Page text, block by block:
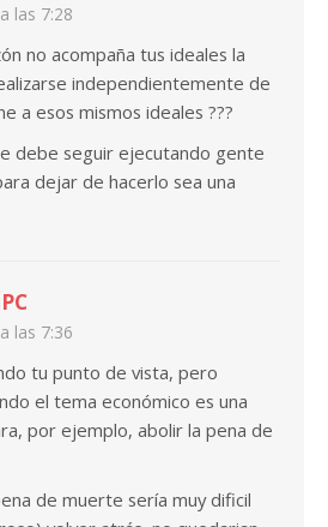
las 7:28
no acompaña tus ideales la
independientemente de
a esos mismos ideales ???
debe seguir ejecutando gente
dejar de hacerlo sea una
las 7:36
tu punto de vista, pero
el tema económico es una
por ejemplo, abolir la pena de
de muerte sería muy dificil